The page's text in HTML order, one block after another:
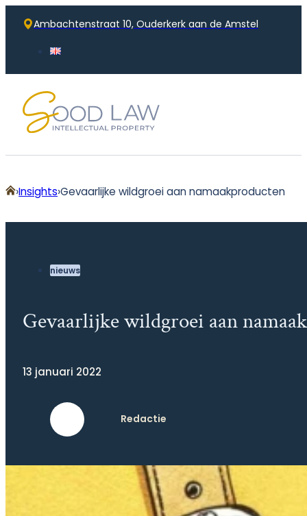
Ambachtenstraat 10, Ouderkerk aan de Amstel
Home
Insights Gevaarlijke wildgroei aan namaakproducten
Gevaarlijke wildgroei aan
nieuws
13 januari 2022
Redactie